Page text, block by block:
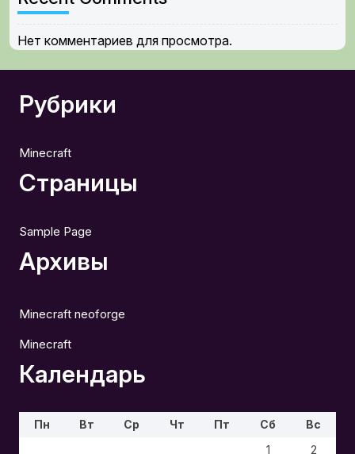
Нет комментариев для просмотра.
Рубрики
Minecraft
Страницы
Sample Page
Архивы
Minecraft neoforge
Minecraft
Календарь
Пн Вт Ср Чт Пт Сб
Вс
1
2